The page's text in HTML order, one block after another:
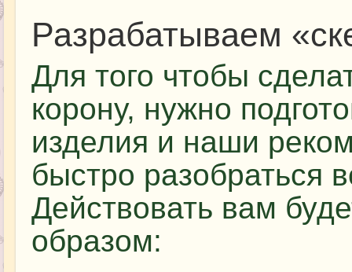
Разрабатываем
Для того чтобы
корону, нужно
изделия и наши
быстро разобраться
Действовать вам
образом: